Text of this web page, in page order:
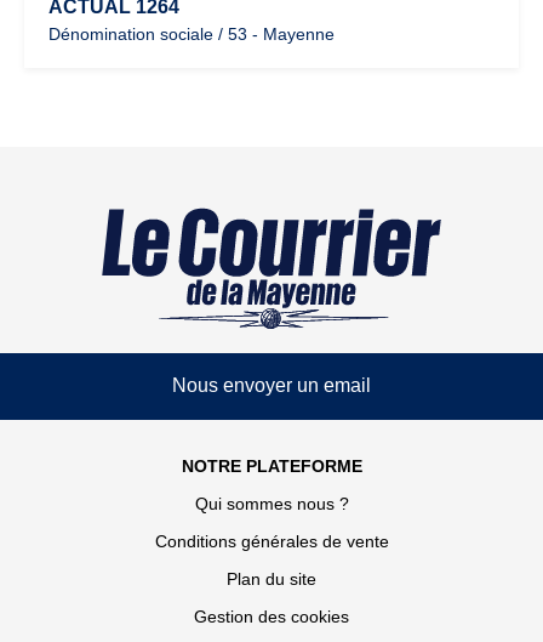
ACTUAL 1264
Dénomination sociale / 53 - Mayenne
Nous envoyer un email
NOTRE PLATEFORME
Qui sommes nous ?
Conditions générales de vente
Plan du site
Gestion des cookies